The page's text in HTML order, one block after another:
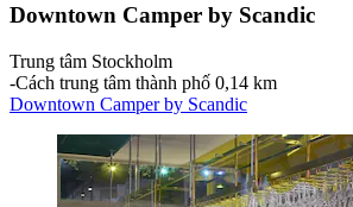
Downtown Camper by Scandic
Trung tâm Stockholm
‐Cách trung tâm thành phố 0,14 km
Downtown Camper by Scandic